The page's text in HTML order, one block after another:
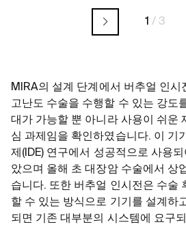
1 / 3
MIRA의 설계 단계에서 버추얼 인시
고난도 수술을 수행할 수 있는 강도
대가 가능할 뿐 아니라 사용이 쉬운
심 과제임을 확인하였습니다. 이 기
제(IDE) 연구에서 성공적으로 사용
았으며 올해 초 대장암 수술에서 상
습니다. 또한 버추얼 인시전은 수술
할 수 있는 방식으로 기기를 설계하
되면 기존 대부분의 시스템에 요구